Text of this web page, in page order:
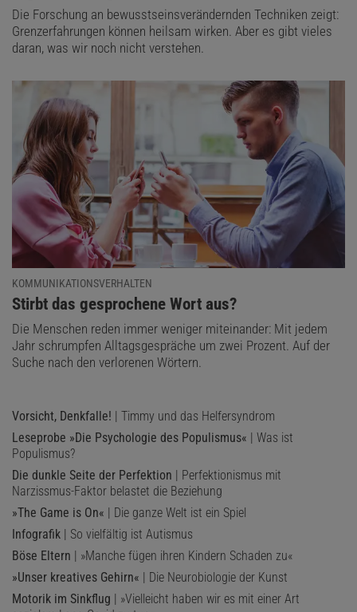
Die Forschung an bewusstseinsverändernden Techniken zeigt:
Grenzerfahrungen können heilsam wirken. Aber es gibt vieles
daran, was wir noch nicht verstehen.
KOMMUNIKATIONSVERHALTEN
:
Stirbt das gesprochene Wort aus?
Die Menschen reden immer weniger miteinander: Mit jedem
Jahr schrumpfen Alltagsgespräche um zwei Prozent. Auf der
Suche nach den verlorenen Wörtern.
Vorsicht, Denkfalle! | Timmy und das Helfersyndrom
Leseprobe »Die Psychologie des Populismus« | Was ist
Populismus?
Die dunkle Seite der Perfektion | Perfektionismus mit
Narzissmus-Faktor belastet die Beziehung
»The Game is On« | Die ganze Welt ist ein Spiel
Infografik | So vielfältig ist Autismus
Böse Eltern | »Manche fügen ihren Kindern Schaden zu«
»Unser kreatives Gehirn« | Die Neurobiologie der Kunst
Motorik im Sinkflug | »Vielleicht haben wir es mit einer Art